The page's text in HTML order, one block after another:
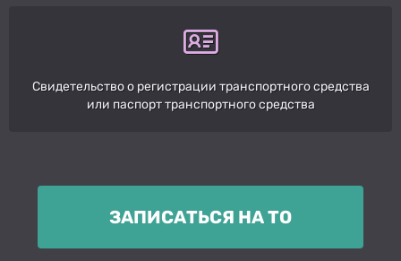
Свидетельство о регистрации транспортного средства
или паспорт транспортного средства
ЗАПИСАТЬСЯ НА ТО